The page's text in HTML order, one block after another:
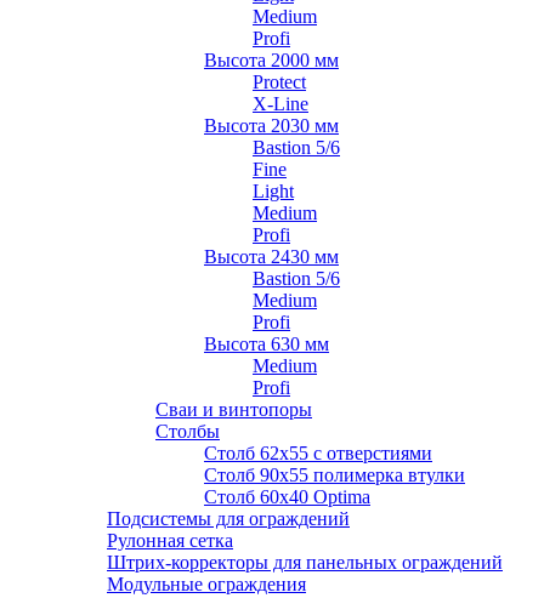
Medium
Profi
Высота 2000 мм
Protect
X-Line
Высота 2030 мм
Bastion 5/6
Fine
Light
Medium
Profi
Высота 2430 мм
Bastion 5/6
Medium
Profi
Высота 630 мм
Medium
Profi
Сваи и винтопоры
Столбы
Cтолб 62х55 с отверстиями
Cтолб 90х55 полимерка втулки
Столб 60х40 Optima
Подсистемы для ограждений
Рулонная сетка
Штрих-корректоры для панельных ограждений
Модульные ограждения